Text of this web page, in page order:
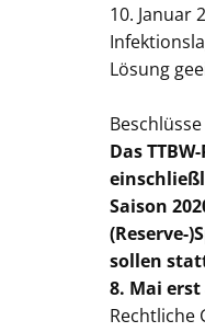
10. Januar
Lösung
Beschlüsse
Das
Saison
(Reserve-
sollen
8. Mai
Rechtliche